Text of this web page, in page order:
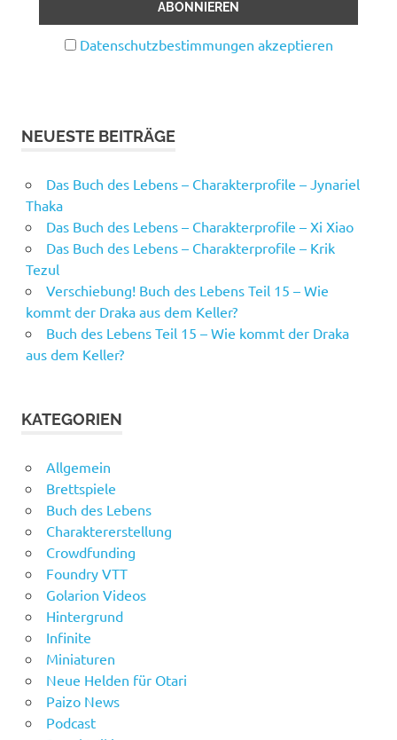
Datenschutzbestimmungen akzeptieren
NEUESTE BEITRÄGE
Das Buch des Lebens – Charakterprofile – Jynariel
Thaka
Das Buch des Lebens – Charakterprofile – Xi Xiao
Das Buch des Lebens – Charakterprofile – Krik
Tezul
Verschiebung! Buch des Lebens Teil 15 – Wie
kommt der Draka aus dem Keller?
Buch des Lebens Teil 15 – Wie kommt der Draka
aus dem Keller?
KATEGORIEN
Allgemein
Brettspiele
Buch des Lebens
Charaktererstellung
Crowdfunding
Foundry VTT
Golarion Videos
Hintergrund
Infinite
Miniaturen
Neue Helden für Otari
Paizo News
Podcast